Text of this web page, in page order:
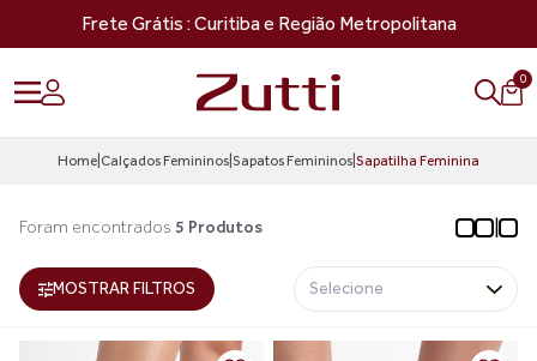
Frete Grátis : Curitiba e Região Metropolitana
0
Home Calçados Femininos Sapatos Femininos Sapatilha Feminina
Foram encontrados 5 Produtos
MOSTRAR FILTROS Selecione